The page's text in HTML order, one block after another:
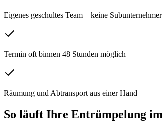
Eigenes geschultes Team – keine Subunternehmer
Termin oft binnen 48 Stunden möglich
Räumung und Abtransport aus einer Hand
So läuft Ihre Entrümpelung im